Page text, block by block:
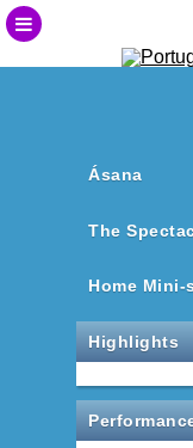
Ásana
The
Home
Highlights